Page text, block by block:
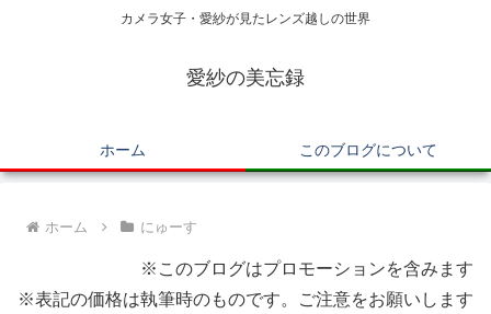
カメラ女子・愛紗が見たレンズ越しの世界
愛紗の美忘録
ホーム このブログについて
ホーム にゅーす
※このブログはプロモーションを含みます
※表記の価格は執筆時のものです。ご注意をお願いします